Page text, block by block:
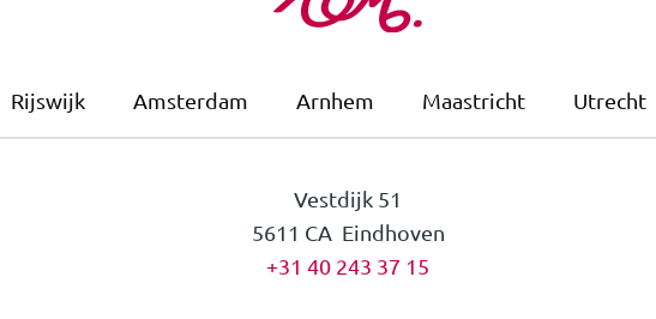
Rijswijk Amsterdam Arnhem Maastricht Utrecht
Vestdijk 51
5611 CA Eindhoven
+31 40 243 37 15